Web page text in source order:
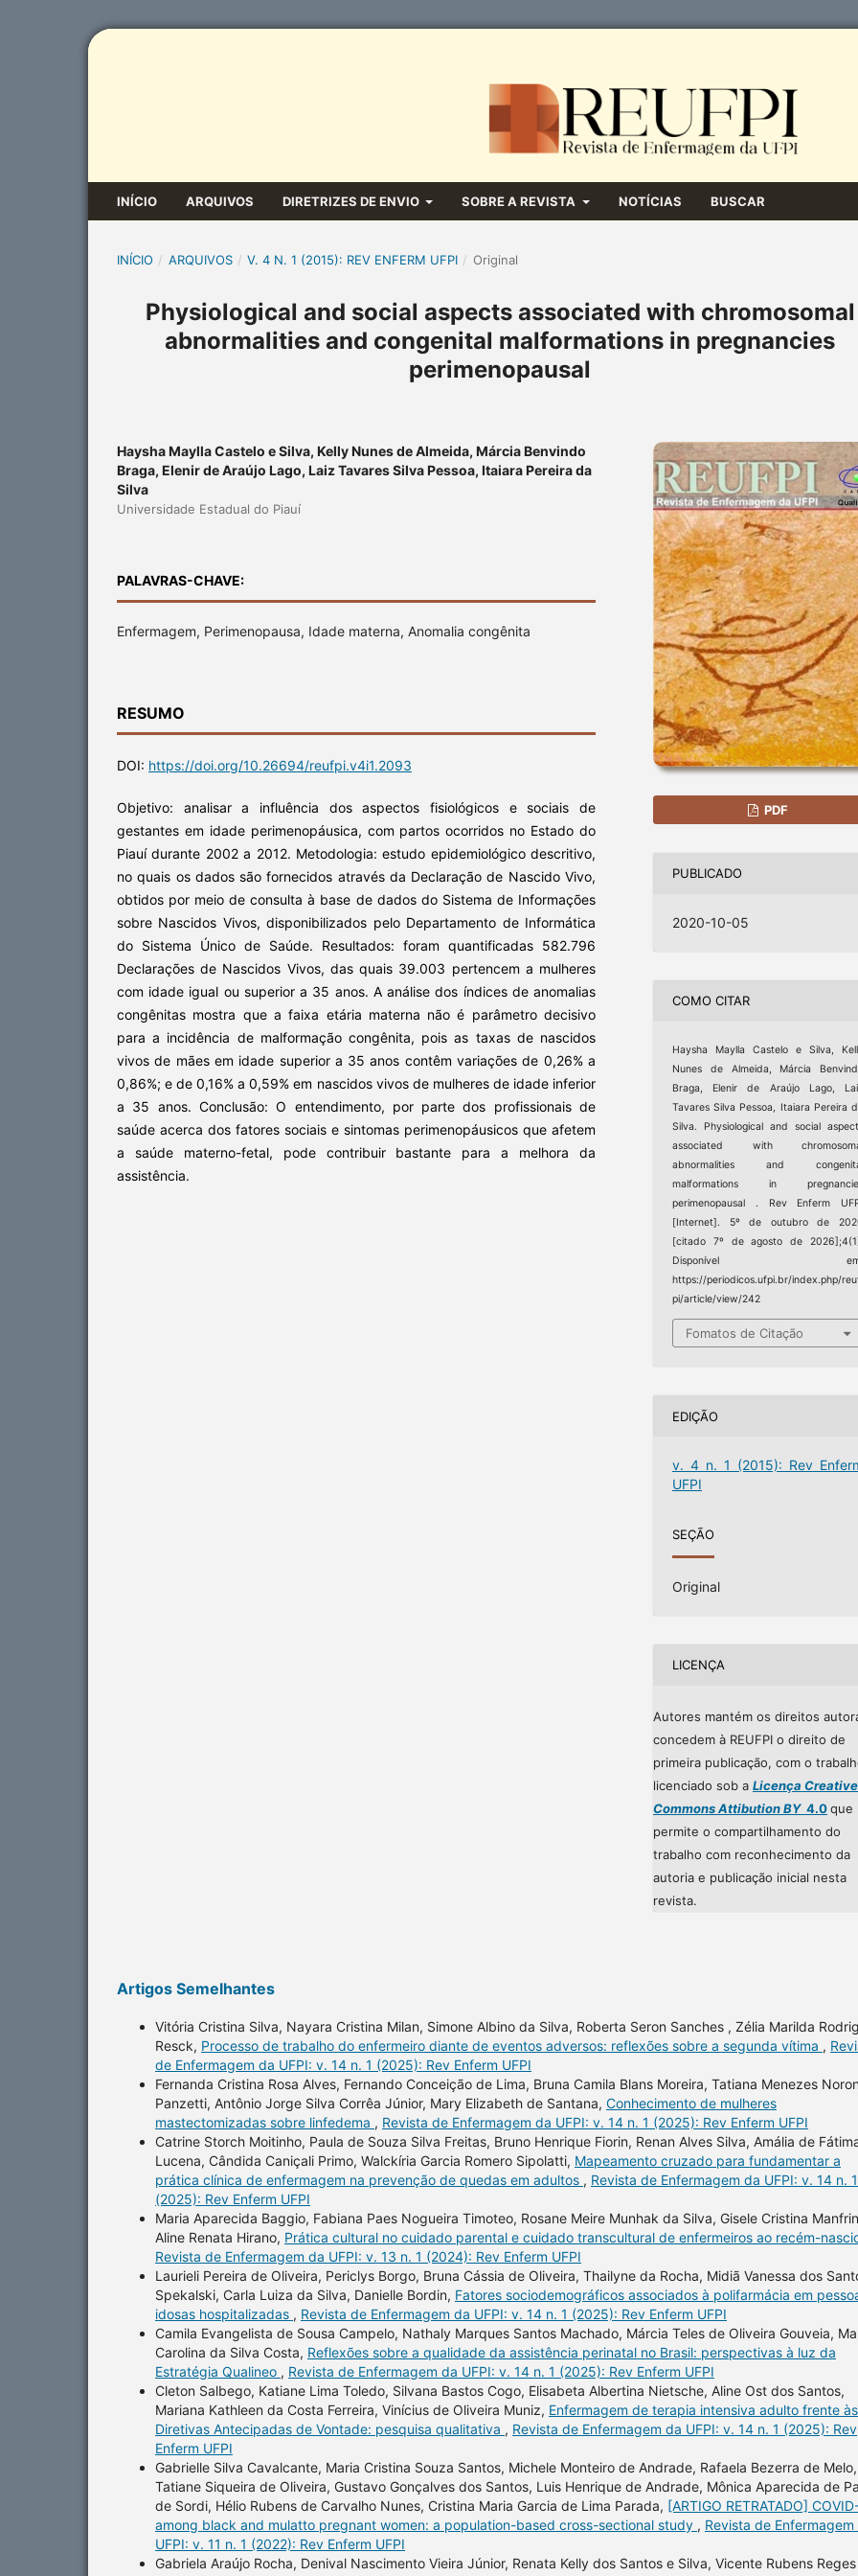
INÍCIO ARQUIVOS DIRETRIZES DE ENVIO SOBRE A REVISTA NOTÍCIAS BUSCAR
INÍCIO / ARQUIVOS / V. 4 N. 1 (2015): REV ENFERM UFPI / Original
Physiological and social aspects associated with chromosomal
abnormalities and congenital malformations in pregnancies
perimenopausal
Haysha Maylla Castelo e Silva, Kelly Nunes de Almeida, Márcia Benvindo
Braga, Elenir de Araújo Lago, Laiz Tavares Silva Pessoa, Itaiara Pereira da
Silva
Universidade Estadual do Piauí
PALAVRAS-CHAVE:
Enfermagem, Perimenopausa, Idade materna, Anomalia congênita
RESUMO
DOI: https://doi.org/10.26694/reufpi.v4i1.2093
Objetivo: analisar a influência dos aspectos fisiológicos e sociais de
gestantes em idade perimenopáusica, com partos ocorridos no Estado do
Piauí durante 2002 a 2012. Metodologia: estudo epidemiológico descritivo,
no quais os dados são fornecidos através da Declaração de Nascido Vivo,
obtidos por meio de consulta à base de dados do Sistema de Informações
sobre Nascidos Vivos, disponibilizados pelo Departamento de Informática
do Sistema Único de Saúde. Resultados: foram quantificadas 582.796
Declarações de Nascidos Vivos, das quais 39.003 pertencem a mulheres
com idade igual ou superior a 35 anos. A análise dos índices de anomalias
congênitas mostra que a faixa etária materna não é parâmetro decisivo
para a incidência de malformação congênita, pois as taxas de nascidos
vivos de mães em idade superior a 35 anos contêm variações de 0,26% a
0,86%; e de 0,16% a 0,59% em nascidos vivos de mulheres de idade inferior
a 35 anos. Conclusão: O entendimento, por parte dos profissionais de
saúde acerca dos fatores sociais e sintomas perimenopáusicos que afetem
a saúde materno-fetal, pode contribuir bastante para a melhora da
assistência.
PDF
PUBLICADO
2020-10-05
COMO CITAR
Haysha Maylla Castelo e Silva,
Nunes de Almeida, Márcia
Braga, Elenir de Araújo Lago,
Tavares Silva Pessoa, Itaiara Pereira
Silva. Physiological and social
associated with
abnormalities and
malformations in
perimenopausal . Rev Enferm
[Internet]. 5º de outubro de
[citado 7º de agosto de
Disponível
https://periodicos.ufpi.br/index.php/
pi/article/view/242
Fomatos de Citação
EDIÇÃO
v. 4 n. 1 (2015): Rev
UFPI
SEÇÃO
Original
LICENÇA
Autores mantém os direitos
concedem à REUFPI o direito de
primeira publicação, com o
licenciado sob a Licença Creative
Commons Attibution BY4.0que
permite o compartilhamento do
trabalho com reconhecimento da
autoria e publicação inicial nesta
revista.
Artigos Semelhantes
Vitória Cristina Silva, Nayara Cristina Milan, Simone Albino da Silva, Roberta Seron Sanches , Zélia Marilda
Resck, Processo de trabalho do enfermeiro diante de eventos adversos: reflexões sobre a segunda vítima ,
de Enfermagem da UFPI: v. 14 n. 1 (2025): Rev Enferm UFPI
Fernanda Cristina Rosa Alves, Fernando Conceição de Lima, Bruna Camila Blans Moreira, Tatiana Menezes
Panzetti, Antônio Jorge Silva Corrêa Júnior, Mary Elizabeth de Santana, Conhecimento de mulheres
mastectomizadas sobre linfedema , Revista de Enfermagem da UFPI: v. 14 n. 1 (2025): Rev Enferm UFPI
Catrine Storch Moitinho, Paula de Souza Silva Freitas, Bruno Henrique Fiorin, Renan Alves Silva, Amália de
Lucena, Cândida Caniçali Primo, Walckíria Garcia Romero Sipolatti, Mapeamento cruzado para fundamentar a
prática clínica de enfermagem na prevenção de quedas em adultos , Revista de Enfermagem da UFPI: v. 14 n. 1
(2025): Rev Enferm UFPI
Maria Aparecida Baggio, Fabiana Paes Nogueira Timoteo, Rosane Meire Munhak da Silva, Gisele Cristina
Aline Renata Hirano, Prática cultural no cuidado parental e cuidado transcultural de enfermeiros ao recém-
Revista de Enfermagem da UFPI: v. 13 n. 1 (2024): Rev Enferm UFPI
Laurieli Pereira de Oliveira, Periclys Borgo, Bruna Cássia de Oliveira, Thailyne da Rocha, Midiã Vanessa dos
Spekalski, Carla Luiza da Silva, Danielle Bordin, Fatores sociodemográficos associados à polifarmácia em
idosas hospitalizadas , Revista de Enfermagem da UFPI: v. 14 n. 1 (2025): Rev Enferm UFPI
Camila Evangelista de Sousa Campelo, Nathaly Marques Santos Machado, Márcia Teles de Oliveira Gouveia,
Carolina da Silva Costa, Reflexões sobre a qualidade da assistência perinatal no Brasil: perspectivas à luz da
Estratégia Qualineo , Revista de Enfermagem da UFPI: v. 14 n. 1 (2025): Rev Enferm UFPI
Cleton Salbego, Katiane Lima Toledo, Silvana Bastos Cogo, Elisabeta Albertina Nietsche, Aline Ost dos Santos,
Mariana Kathleen da Costa Ferreira, Vinícius de Oliveira Muniz, Enfermagem de terapia intensiva adulto frente às
Diretivas Antecipadas de Vontade: pesquisa qualitativa , Revista de Enfermagem da UFPI: v. 14 n. 1 (2025): Rev
Enferm UFPI
Gabrielle Silva Cavalcante, Maria Cristina Souza Santos, Michele Monteiro de Andrade, Rafaela Bezerra de Melo,
Tatiane Siqueira de Oliveira, Gustavo Gonçalves dos Santos, Luis Henrique de Andrade, Mônica Aparecida de
de Sordi, Hélio Rubens de Carvalho Nunes, Cristina Maria Garcia de Lima Parada, [ARTIGO RETRATADO]
among black and mulatto pregnant women: a population-based cross-sectional study , Revista de Enfermagem
UFPI: v. 11 n. 1 (2022): Rev Enferm UFPI
Gabriela Araújo Rocha, Denival Nascimento Vieira Júnior, Renata Kelly dos Santos e Silva, Vicente Rubens Reges